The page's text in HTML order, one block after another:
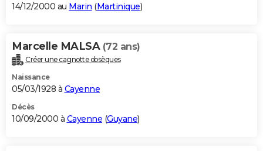
14/12/2000 au Marin (Martinique)
Marcelle MALSA (72 ans)
Créer une cagnotte obsèques
Naissance
05/03/1928 à Cayenne
Décès
10/09/2000 à Cayenne (Guyane)